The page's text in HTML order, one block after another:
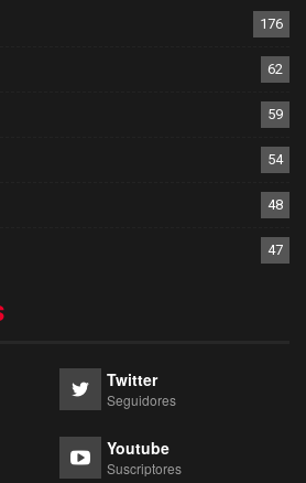
176
62
59
54
48
47
Twitter
Seguidores
Youtube
Suscriptores